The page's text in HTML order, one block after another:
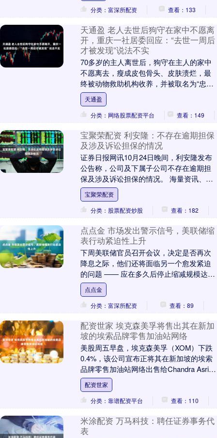
分类：富深所配资 查看：133
天通盈 老人去世后狗守在家中不愿离
开，重庆一社居委回应：“去世一周后
才被发现”说法不实
70多岁的主人离世后，狗守在主人的家中
不愿离去，瘦成皮包骨头、皮肤溃烂，最
终被动物救助机构收养，并被取名为“忠
忠”。忠忠的故事感动了很多网民，有人
说，“它让我想....
天通盈
分类：网络股票配资平台
查看：149
宝聚荣配资 利安隆：不存在逾期担保
及涉及诉讼担保的情况
证券日报网讯10月24日晚间，利安隆发布
公告称，公司及下属子公司不存在逾期担
保及涉及诉讼担保的情况。 海量资讯、精
准解读，尽在新浪财经APP....
宝聚荣配资
分类：股票配资炒股
查看：182
点点金 市场发出警示信号，美联储缩
表行动紧迫性上升
下周美联储官员召开会议，决定是否再次
降息之际，他们还将面临另一个愈发紧迫
的问题 —— 应在多久后停止缩减规模达
6.6 万亿美元的证券投资组合。 数周以
来，货币....
点点金
分类：富深所配资
查看：89
配资世家 埃克森美孚将售出其在新加
坡的埃索品牌零售加油站网络
美股周五早盘，埃克森美孚（XOM）下跌
0.4%，该公司宣布正将其在新加坡的埃索
品牌零售加油站网络出售给Chandra Asri
Pacific。该交易允许Cha....
配资世家
分类：靠谱配资平台
查看：110
米涂配资 万马科技：聘任证券事务代
表